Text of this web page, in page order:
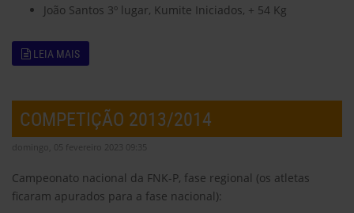
João Santos 3º lugar, Kumite Iniciados, + 54 Kg
LEIA MAIS
COMPETIÇÃO 2013/2014
domingo, 05 fevereiro 2023 09:35
Campeonato nacional da FNK-P, fase regional (os atletas
ficaram apurados para a fase nacional):